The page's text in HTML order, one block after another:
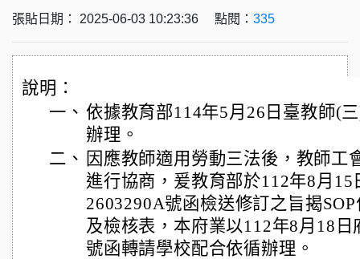
張貼日期： 2025-06-03 10:23:36 點閱： 335
說明：
一、 依據教育部114年5月26日臺教師(
辦理。
二、 因應教師適用勞動三法後，教師工
進行協商，爰教育部於112年8月
2603290A號函檢送修訂之旨揭
及檢核表，本府業以112年8月18
號函轉請學校配合依循辦理。